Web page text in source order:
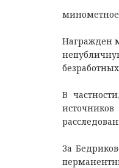
минометное
Награжден
В
За